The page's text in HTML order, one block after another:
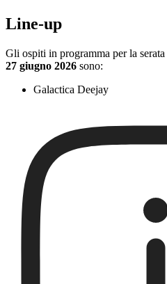
Line-up
Gli ospiti in programma per la serata
27 giugno 2026 sono:
Galactica Deejay